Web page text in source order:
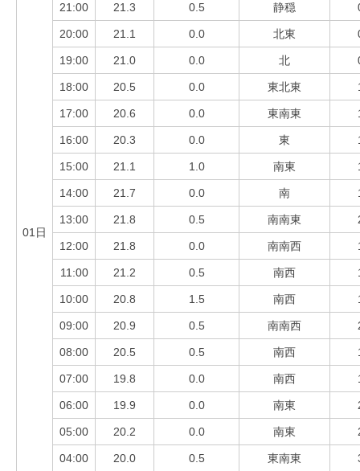
01日
21:00 21.3 0.5 静穏
20:00 21.1 0.0 北東
19:00 21.0 0.0 北
18:00 20.5 0.0 東北東
17:00 20.6 0.0 東南東
16:00 20.3 0.0 東
15:00 21.1 1.0 南東
14:00 21.7 0.0 南
13:00 21.8 0.5 南南東
12:00 21.8 0.0 南南西
11:00 21.2 0.5 南西
10:00 20.8 1.5 南西
09:00 20.9 0.5 南南西
08:00 20.5 0.5 南西
07:00 19.8 0.0 南西
06:00 19.9 0.0 南東
05:00 20.2 0.0 南東
04:00 20.0 0.5 東南東